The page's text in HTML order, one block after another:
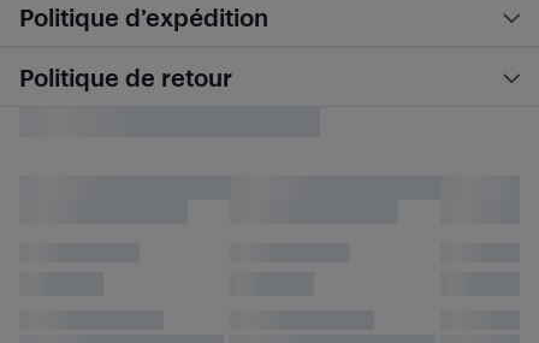
Politique d’expédition
Politique de retour